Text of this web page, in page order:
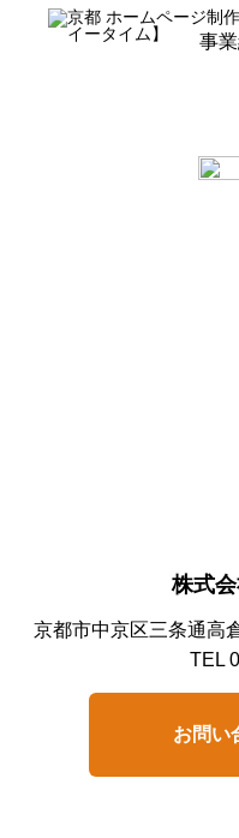
事
meo5
株式
京都市中京区三条通高
TEL
お問い